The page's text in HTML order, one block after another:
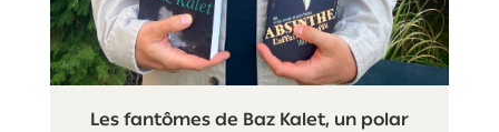
Les fantômes de Baz Kalet, un polar